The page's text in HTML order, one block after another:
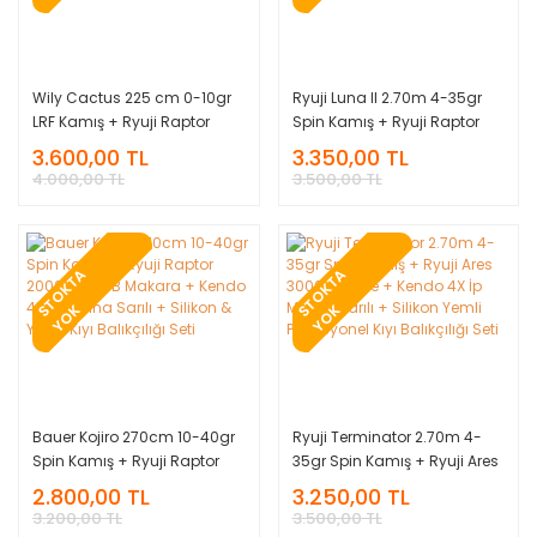
Wily Cactus 225 cm 0-10gr
LRF Kamış + Ryuji Raptor
2000S 5+1BB Makara +
Kendo 4X İp Misina Sarılı +
Silikon & Yemli Hazır LRF
3.600,00 TL
4.000,00 TL
Ryuji Luna II 2.70m 4-35gr
Spin Kamış + Ryuji Raptor
2000S 5+1BB Makara +
Kendo 4X İp Misina Sarılı +
Silikon & Yemli Kıyı Balıkçılığı
3.350,00 TL
3.500,00 TL
S
T
O
K
T
A
Y
O
K
Bauer Kojiro 270cm 10-40gr
Spin Kamış + Ryuji Raptor
2000S 5+1BB Makara +
Kendo 4X İp Misina Sarılı +
Silikon & Yemli Kıyı Balıkçılığı
2.800,00 TL
3.200,00 TL
S
T
O
K
T
A
Y
O
K
Ryuji Terminator 2.70m 4-
35gr Spin Kamış + Ryuji Ares
3000 Makine + Kendo 4X İp
Misina Sarılı + Silikon Yemli
Profesyonel Kıyı Balıkçılığı Seti
3.250,00 TL
3.500,00 TL